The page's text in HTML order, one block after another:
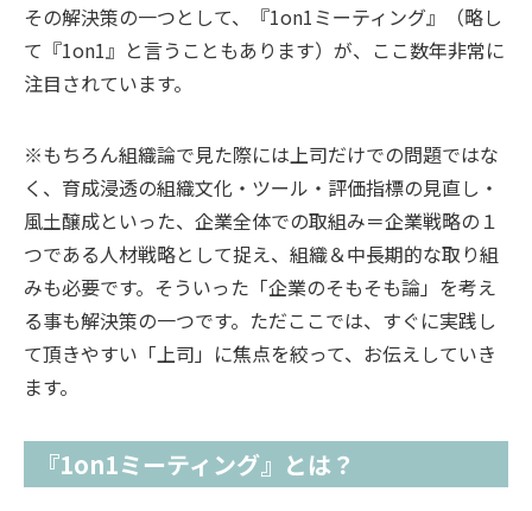
その解決策の一つとして、『1on1ミーティング』（略し
て『1on1』と言うこともあります）が、ここ数年非常に
注目されています。
※もちろん組織論で見た際には上司だけでの問題ではな
く、育成浸透の組織文化・ツール・評価指標の見直し・
風土醸成といった、企業全体での取組み＝企業戦略の１
つである人材戦略として捉え、組織＆中長期的な取り組
みも必要です。そういった「企業のそもそも論」を考え
る事も解決策の一つです。ただここでは、すぐに実践し
て頂きやすい「上司」に焦点を絞って、お伝えしていき
ます。
『1on1ミーティング』とは？